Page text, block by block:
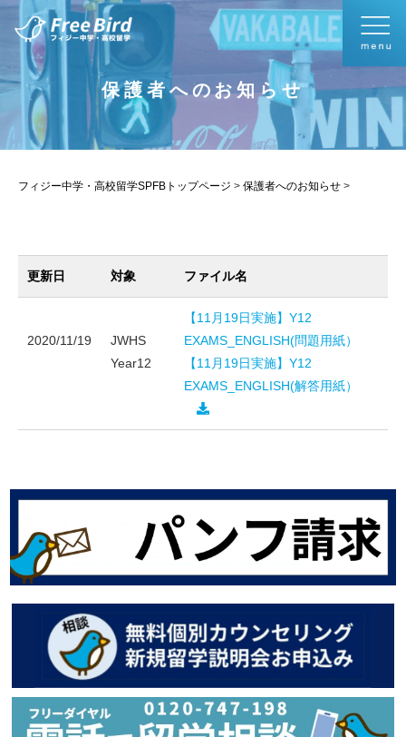
保護者へのお知らせ
フィジー中学・高校留学SPFBトップページ > 保護者へのお知らせ >
更新日 対象 ファイル名
2020/11/19
JWHS
Year12
【11月19日実施】Y12
EXAMS_ENGLISH(問題用紙）
【11月19日実施】Y12
EXAMS_ENGLISH(解答用紙）